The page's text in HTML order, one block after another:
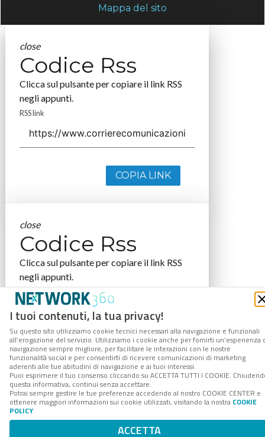
I tuoi contenuti, la tua privacy!
Su questo sito utilizziamo cookie tecnici necessari alla navigazione e funzionali
all’erogazione del servizio. Utilizziamo i cookie anche per fornirti un’esperienza
navigazione sempre migliore, per facilitare le interazioni con le nostre
funzionalità social e per consentirti di ricevere comunicazioni di marketing
aderenti alle tue abitudini di navigazione e ai tuoi interessi.
Puoi esprimere il tuo consenso cliccando su ACCETTA TUTTI I COOKIE.
questa informativa, continui senza accettare.
Potrai sempre gestire le tue preferenze accedendo al nostro COOKIE CENTER e
ottenere maggiori informazioni sui cookie utilizzati, visitando la nostra COOKIE
POLICY.
ACCETTA
Mappa del sito
close
Codice Rss
Clicca sul pulsante per copiare il link RSS
negli appunti.
RSS link
COPIA LINK
close
Codice Rss
Clicca sul pulsante per copiare il link RSS
negli appunti.
RSS link
COPIA LINK